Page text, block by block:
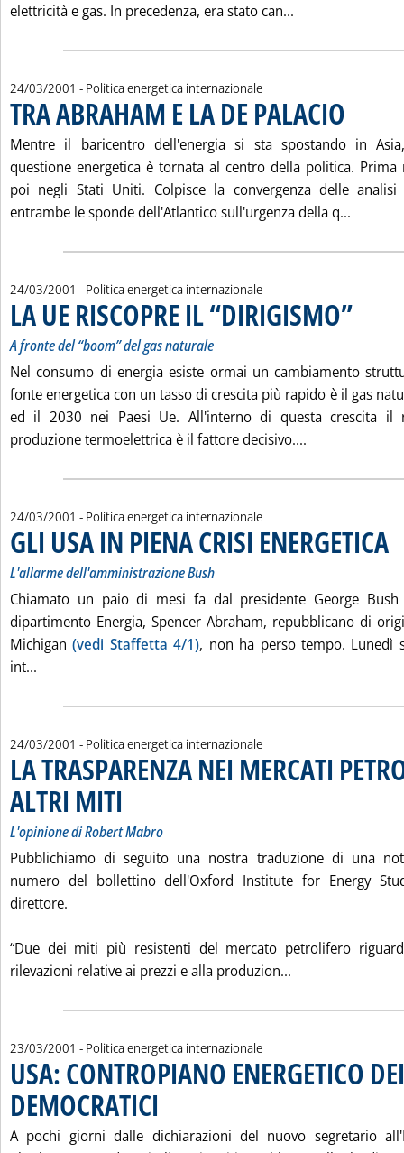
elettricità e gas. In precedenza, era stato can...
24/03/2001 - Politica energetica internazionale
TRA ABRAHAM E LA DE PALACIO
Mentre il baricentro dell'energia si sta spostando in
questione energetica è tornata al centro della politica. Prima
poi negli Stati Uniti. Colpisce la convergenza delle
entrambe le sponde dell'Atlantico sull'urgenza della q...
24/03/2001 - Politica energetica internazionale
LA UE RISCOPRE IL “DIRIGISMO”..
A fronte del “boom” del gas naturale
Nel consumo di energia esiste ormai un cambiamento
fonte energetica con un tasso di crescita più rapido è il gas
ed il 2030 nei Paesi Ue. All'interno di questa crescita il
produzione termoelettrica è il fattore decisivo....
24/03/2001 - Politica energetica internazionale
GLI USA IN PIENA CRISI ENERGETICA
L'allarme dell'amministrazione Bush
Chiamato un paio di mesi fa dal presidente George
dipartimento Energia, Spencer Abraham, repubblicano di
Michigan(vedi Staffetta 4/1), non ha perso tempo. Lunedì
int...
24/03/2001 - Politica energetica internazionale
LA TRASPARENZA NEI MERCATI
ALTRI MITI
L'opinione di Robert Mabro
Pubblichiamo di seguito una nostra traduzione di una
numero del bollettino dell'Oxford Institute for Energy
direttore.
“Due dei miti più resistenti del mercato petrolifero
rilevazioni relative ai prezzi e alla produzion...
23/03/2001 - Politica energetica internazionale
USA: CONTROPIANO ENERGETICO DEI
DEMOCRATICI
A pochi giorni dalle dichiarazioni del nuovo segretario